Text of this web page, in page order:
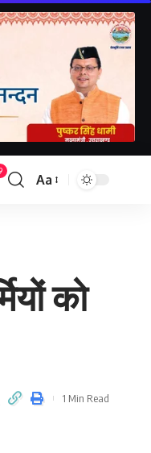
Aa
को
1 Min Read